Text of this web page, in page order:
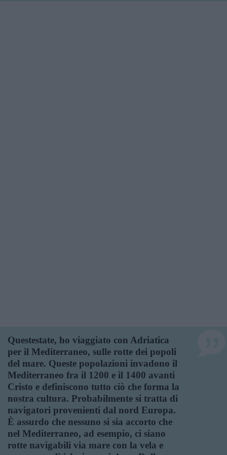
Questestate, ho viaggiato con Adriatica
per il Mediterraneo, sulle rotte dei popoli
del mare. Queste popolazioni invadono il
Mediterraneo fra il 1200 e il 1400 avanti
Cristo e definiscono tutto ciò che forma la
nostra cultura. Probabilmente si tratta di
navigatori provenienti dal nord Europa.
È assurdo che nessuno si sia accorto che
nel Mediterraneo, ad esempio, ci siano
rotte navigabili via mare con la vela e